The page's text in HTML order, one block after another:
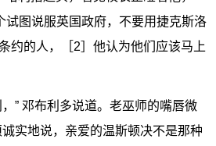
试图说服英国政府，不要用捷克斯洛
约的人，［2］他认为他们应该马上
” 邓布利多说道。老巫师的嘴唇微
实地说，亲爱的温斯顿决不是那种